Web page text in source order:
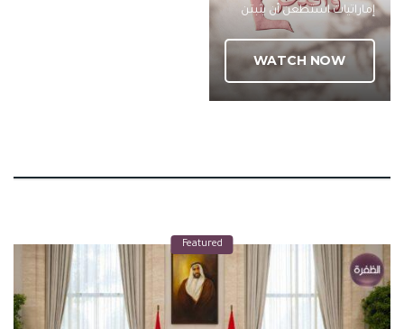
إماراتيات استطعن أن يثبتن
نجاحهن وتصدرهن في مجالات
عديدة بفضل رؤية ودعم القيادة
الحكيمة في تمكين المرأة
وينقل البرنامج تجربة حياتية
WATCH NOW
Featured